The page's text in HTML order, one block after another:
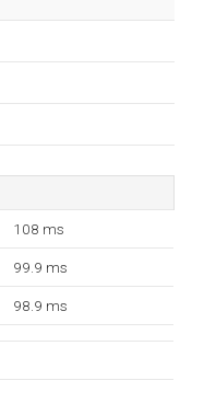
108 ms
99.9 ms
98.9 ms